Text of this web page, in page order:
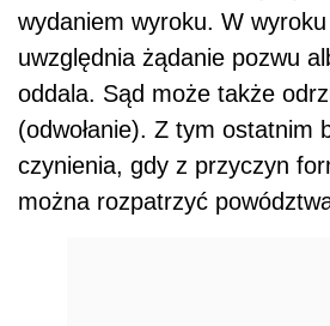
wydaniem wyroku. W wyroku
uwzględnia żądanie pozwu
oddala. Sąd może także
(odwołanie). Z tym ostatnim
czynienia, gdy z przyczyn
można rozpatrzyć